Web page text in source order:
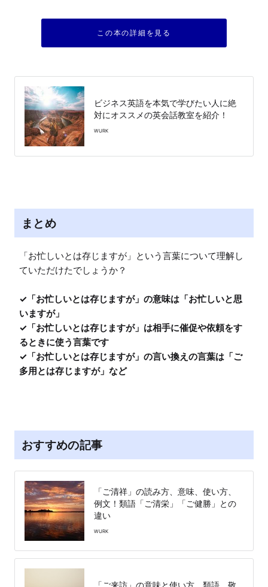
この本の詳細を見る
ビジネス英語を本気で学びたい人に絶
対にオススメの英会話教室を紹介！
WURK
まとめ
「お忙しいとは存じますが」という言葉について理解し
ていただけたでしょうか？
✓「お忙しいとは存じますが」の意味は「お忙しいと思
いますが」
✓「お忙しいとは存じますが」は相手に催促や依頼をす
るときに使う言葉です
✓「お忙しいとは存じますが」の言い換えの言葉は「ご
多用とは存じますが」など
おすすめの記事
「ご清祥」の読み方、意味、使い方、
例文！類語「ご清栄」「ご健勝」との
違い
WURK
「ご来訪」の意味と使い方、類語、敬